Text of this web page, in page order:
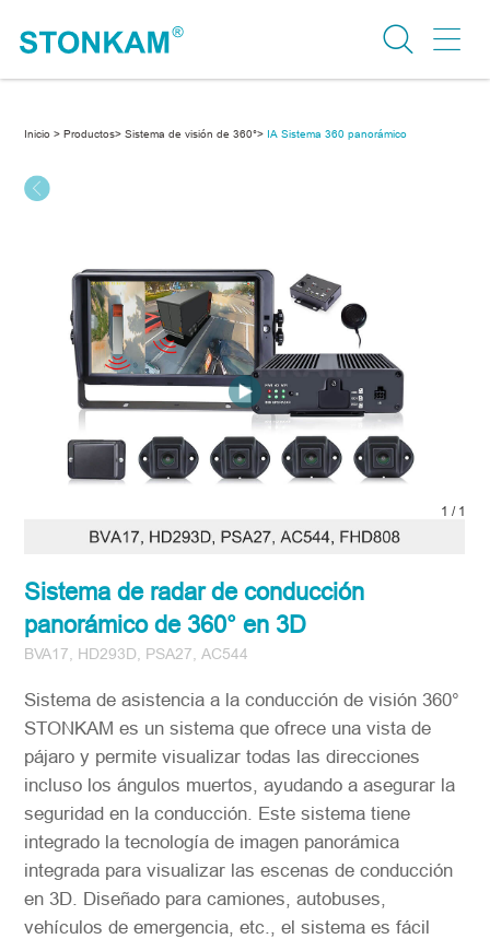
Inicio > Productos> Sistema de visión de 360°> IA Sistema 360 panorámico
1 / 1
Sistema de radar de conducción
panorámico de 360° en 3D
BVA17, HD293D, PSA27, AC544
Sistema de asistencia a la conducción de visión 360°
STONKAM es un sistema que ofrece una vista de
pájaro y permite visualizar todas las direcciones
incluso los ángulos muertos, ayudando a asegurar la
seguridad en la conducción. Este sistema tiene
integrado la tecnología de imagen panorámica
integrada para visualizar las escenas de conducción
en 3D. Diseñado para camiones, autobuses,
vehículos de emergencia, etc., el sistema es fácil